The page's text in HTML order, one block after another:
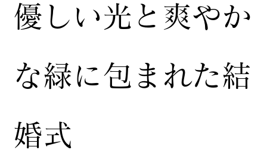
​優しい光と爽やか
な緑に包まれた結
婚式